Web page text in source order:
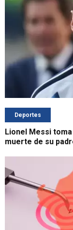
Deportes
Lionel Messi
muerte de su